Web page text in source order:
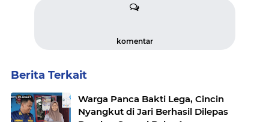
komentar
Berita Terkait
Warga Panca Bakti Lega, Cincin
Nyangkut di Jari Berhasil Dilepas